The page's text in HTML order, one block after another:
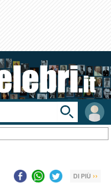
User
area
Toggle
search
bar
DI PIÙ ››